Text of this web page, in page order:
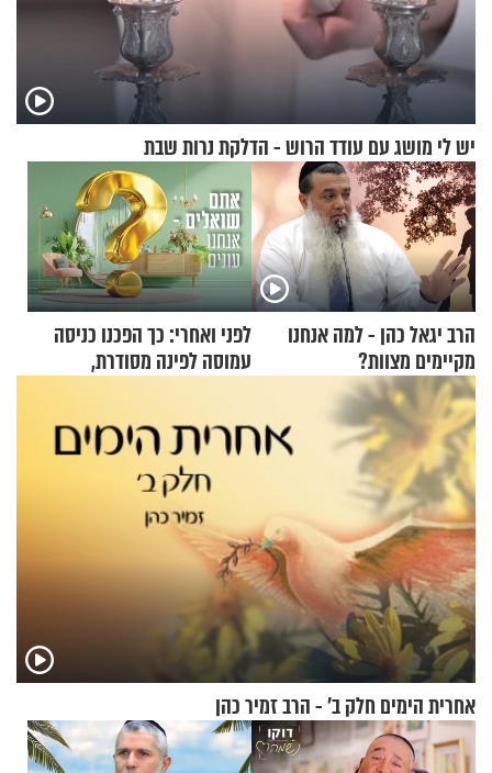
יש לי מושג עם עודד הרוש - הדלקת נרות שבת
הרב יגאל כהן - למה אנחנו
מקיימים מצוות?
לפני ואחרי: כך הפכנו כניסה
עמוסה לפינה מסודרת,
אחרית הימים חלק ב’ - הרב זמיר כהן